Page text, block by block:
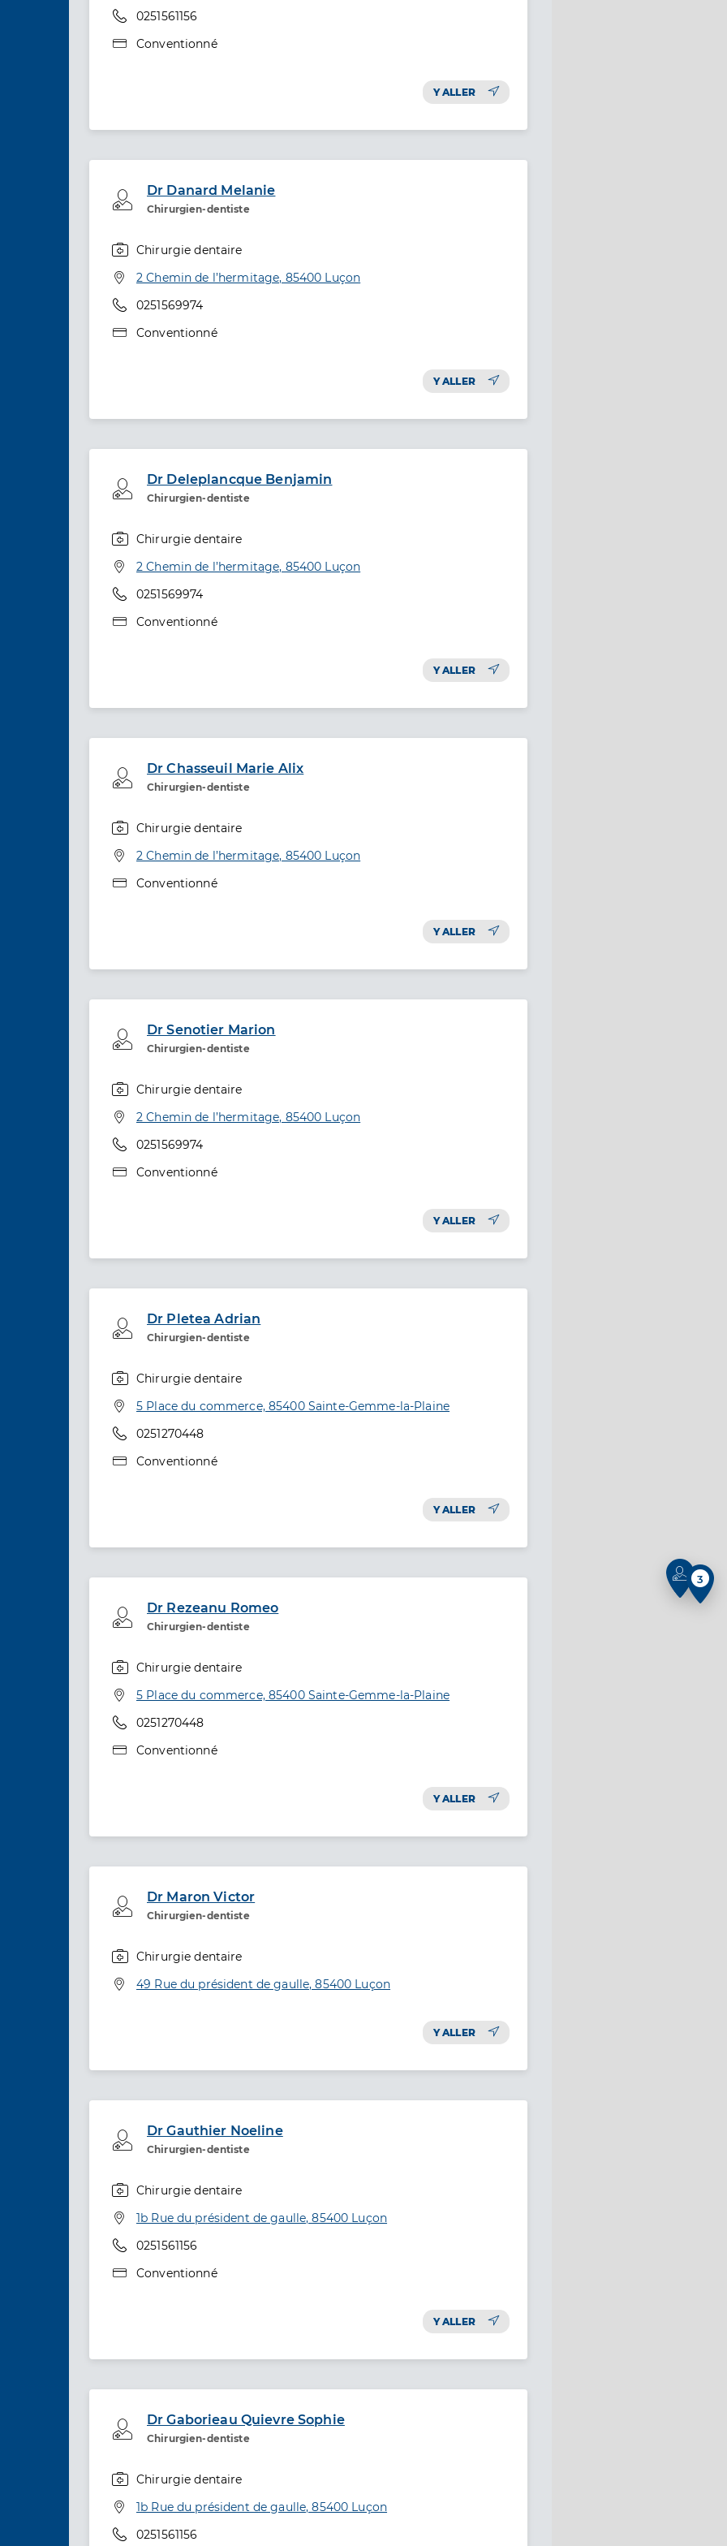
Téléphone
0251561156
Type de convention
Conventionné
Y ALLER
Dr Danard Melanie
Chirurgien-dentiste
Professionel de santé
Chirurgie dentaire
Adresse
2 Chemin de l’hermitage, 85400 Luçon
Téléphone
0251569974
Type de convention
Conventionné
Y ALLER
Dr Deleplancque Benjamin
Chirurgien-dentiste
Professionel de santé
Chirurgie dentaire
Adresse
2 Chemin de l’hermitage, 85400 Luçon
Téléphone
0251569974
Type de convention
Conventionné
Y ALLER
Dr Chasseuil Marie Alix
Chirurgien-dentiste
Professionel de santé
Chirurgie dentaire
Adresse
2 Chemin de l’hermitage, 85400 Luçon
Type de convention
Conventionné
Y ALLER
Dr Senotier Marion
Chirurgien-dentiste
Professionel de santé
Chirurgie dentaire
Adresse
2 Chemin de l’hermitage, 85400 Luçon
Téléphone
0251569974
Type de convention
Conventionné
Y ALLER
Dr Pletea Adrian
Chirurgien-dentiste
Professionel de santé
Chirurgie dentaire
Adresse
5 Place du commerce, 85400 Sainte-Gemme-la-Plaine
Téléphone
0251270448
Type de convention
Conventionné
Y ALLER
Dr Rezeanu Romeo
Chirurgien-dentiste
Professionel de santé
Chirurgie dentaire
Adresse
5 Place du commerce, 85400 Sainte-Gemme-la-Plaine
Téléphone
0251270448
Type de convention
Conventionné
Y ALLER
Dr Maron Victor
Chirurgien-dentiste
Professionel de santé
Chirurgie dentaire
Adresse
49 Rue du président de gaulle, 85400 Luçon
Y ALLER
Dr Gauthier Noeline
Chirurgien-dentiste
Professionel de santé
Chirurgie dentaire
Adresse
1b Rue du président de gaulle, 85400 Luçon
Téléphone
0251561156
Type de convention
Conventionné
Y ALLER
Dr Gaborieau Quievre Sophie
Chirurgien-dentiste
Professionel de santé
Chirurgie dentaire
Adresse
1b Rue du président de gaulle, 85400 Luçon
Téléphone
0251561156
3